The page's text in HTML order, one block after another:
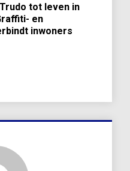
tot leven in
en
inwoners